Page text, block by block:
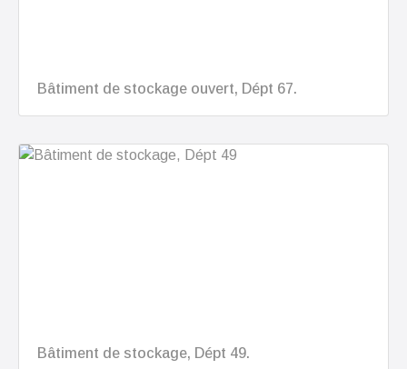
Bâtiment de stockage ouvert, Dépt 67.
Bâtiment de stockage, Dépt 49.